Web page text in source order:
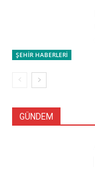
ŞEHİR HABERLERİ
GÜNDEM